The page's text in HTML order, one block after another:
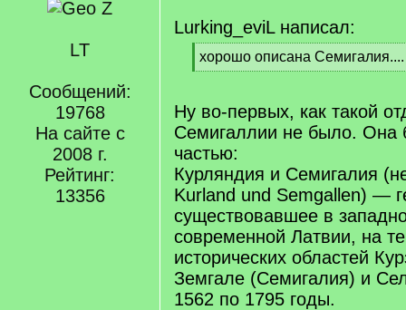
LT
Сообщений:
19768
На сайте с
2008 г.
Рейтинг:
13356
Lurking_eviL написал:
[
q
хорошо описана Семигалия....
[
q
]
Ну во-первых, как такой
Семигаллии не было. Она
частью:
Курляндия и Семигалия
Kurland und Semgallen) —
существовавшее в
современной Латвии, на
исторических областей
Земгале (Семигалия) и
1562 по 1795 годы.